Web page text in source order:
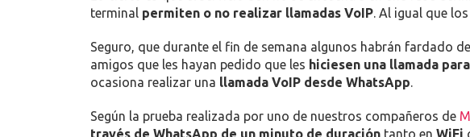
Una llamada de 2 min de duración gastaría aproximadamente
Lasllamadas de WhatsApphan creado ungran revuelo entre
el pasado viernes fuesen muchos más usuarios los que
Lo cierto es que el servicio aún no se encuentra en una fase
terminalpermiten o no realizar llamadas VoIP. Al igual que